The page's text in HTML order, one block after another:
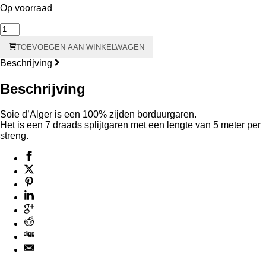
Op voorraad
2921
Soie
d'Alger
aantal
TOEVOEGEN AAN WINKELWAGEN
Beschrijving
Beschrijving
Soie d’Alger is een 100% zijden borduurgaren.
Het is een 7 draads splijtgaren met een lengte van 5 meter per
streng.